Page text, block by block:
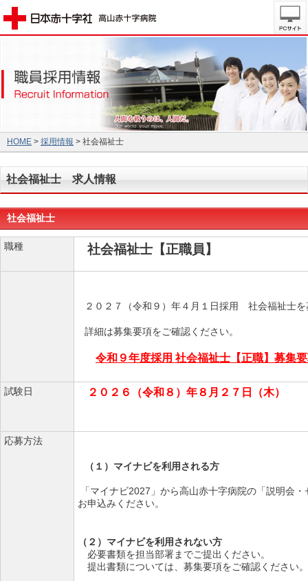
HOME > 採用情報 > 社会福祉士
社会福祉士 求人情報
社会福祉士
職種 社会福祉士【正職員】
２０２７（令和９）年４月１日採用 社会福祉士
詳細は募集要項をご確認ください。
令和９年度採用 社会福祉士【正職】募集
試験日 ２０２６（令和８）年８月２７日（木）
応募方法
（１）マイナビを利用される方
「マイナビ2027」から高山赤十字病院の「説明会
お申込みください。
（２）マイナビを利用されない方
必要書類を担当部署までご提出ください。
提出書類については、募集要項をご確認ください。